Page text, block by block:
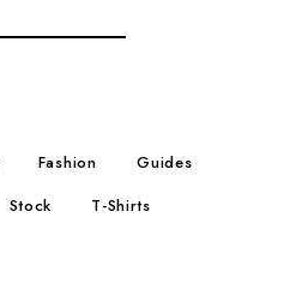
Fashion
Guides
Stock
T-Shirts